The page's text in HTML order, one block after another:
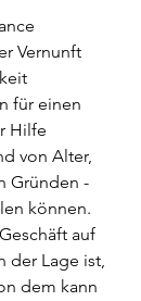
Vernunft
für einen
Hilfe
von Alter,
Gründen -
können.
auf
der Lage ist,
dem kann